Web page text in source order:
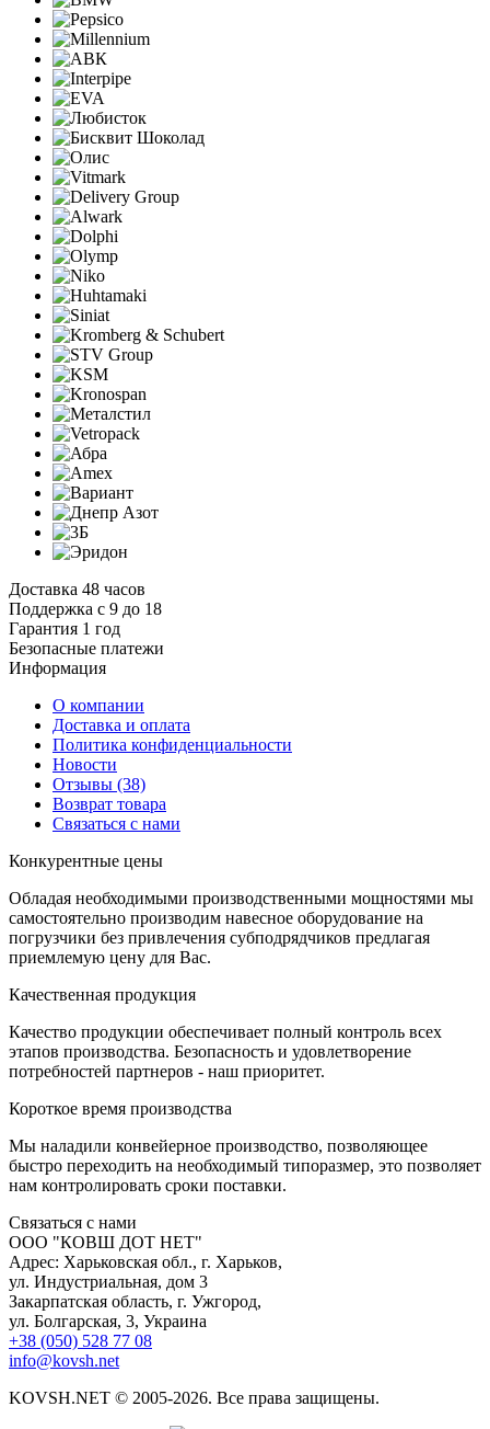
Доставка 48 часов
Поддержка с 9 до 18
Гарантия 1 год
Безопасные платежи
Информация
О компании
Доставка и оплата
Политика конфиденциальности
Новости
Отзывы (38)
Возврат товара
Связаться с нами
Конкурентные цены
Обладая необходимыми производственными мощностями мы
самостоятельно производим навесное оборудование на
погрузчики без привлечения субподрядчиков предлагая
приемлемую цену для Вас.
Качественная продукция
Качество продукции обеспечивает полный контроль всех
этапов производства. Безопасность и удовлетворение
потребностей партнеров - наш приоритет.
Короткое время производства
Мы наладили конвейерное производство, позволяющее
быстро переходить на необходимый типоразмер, это позволяет
нам контролировать сроки поставки.
Связаться с нами
ООО "КОВШ ДОТ НЕТ"
Адрес: Харьковская обл., г. Харьков,
ул. Индустриальная, дом 3
Закарпатская область, г. Ужгород,
ул. Болгарская, 3, Украина
+38 (050) 528 77 08
info@kovsh.net
KOVSH.NET © 2005-2026. Все права защищены.